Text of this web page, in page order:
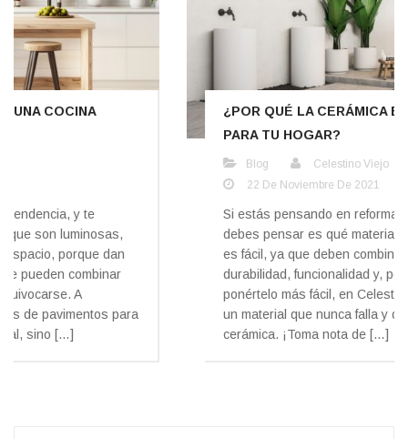
¿POR QUÉ LA CERÁMICA ES UNA GRAN OPCIÓN
Si estás pensando en reformar tu casa lo primero que
debes pensar es qué materiales elegir. La decisión no
es fácil, ya que deben combinar resistencia,
durabilidad, funcionalidad y, por supuesto, diseño. Para
ponértelo más fácil, en Celestino Viejo te proponemos
un material que nunca falla y que es tendencia: la
cerámica. ¡Toma nota de […]